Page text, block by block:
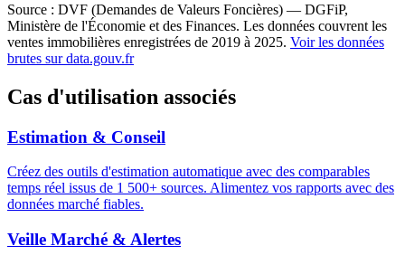
Source : DVF (Demandes de Valeurs Foncières) — DGFiP,
Ministère de l'Économie et des Finances. Les données couvrent les
ventes immobilières enregistrées de 2019 à 2025. Voir les données
brutes sur data.gouv.fr
Cas d'utilisation associés
Estimation & Conseil
Créez des outils d'estimation automatique avec des comparables
temps réel issus de 1 500+ sources. Alimentez vos rapports avec des
données marché fiables.
Veille Marché & Alertes